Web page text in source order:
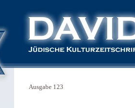
Ausgabe 123